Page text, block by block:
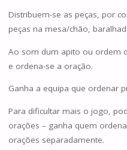
Distribuem-se as peças, por
peças na mesa/chão,
Ao som dum apito ou ordem
e ordena-se a oração.
Ganha a equipa que ordenar
Para dificultar mais o jogo,
orações – ganha quem
orações separadamente.